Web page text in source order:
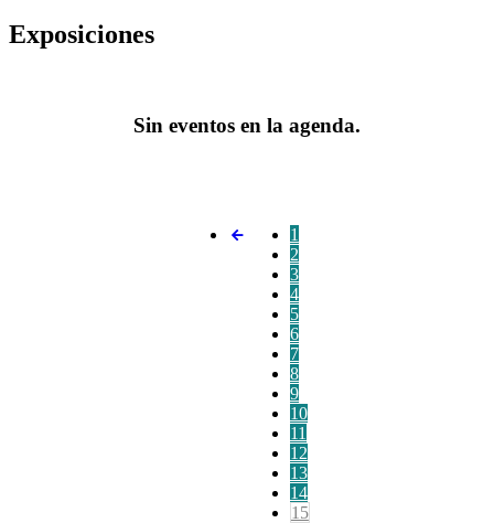
Exposiciones
Sin eventos en la agenda.
1
2
3
4
5
6
7
8
9
10
11
12
13
14
15